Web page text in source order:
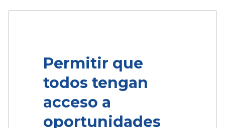
Permitir que
todos tengan
acceso a
oportunidades